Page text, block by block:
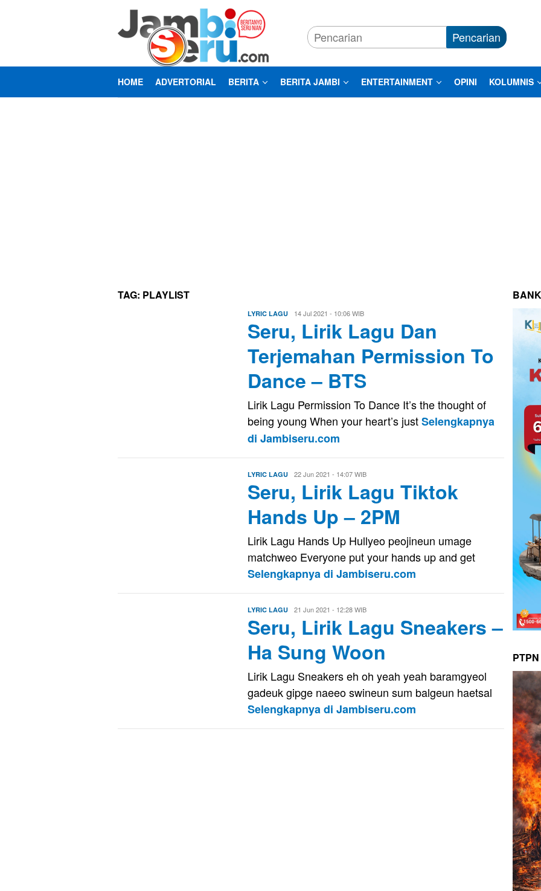
Pencarian
HOME ADVERTORIAL BERITA BERITA JAMBI ENTERTAINMENT OPINI KOLUMNIS
TAG: PLAYLIST
LYRIC LAGU Eri
Saputra
14 Jul 2021 - 10:06 WIB
Seru, Lirik Lagu Dan
Terjemahan Permission To
Dance – BTS
Lirik Lagu Permission To Dance It’s the thought of
being young When your heart’s justSelengkapnya
di Jambiseru.com
LYRIC LAGU Eri
Saputra
22 Jun 2021 - 14:07 WIB
Seru, Lirik Lagu Tiktok
Hands Up – 2PM
Lirik Lagu Hands Up Hullyeo peojineun umage
matchweo Everyone put your hands up and get
Selengkapnya di Jambiseru.com
LYRIC LAGU Eri
Saputra
21 Jun 2021 - 12:28 WIB
Seru, Lirik Lagu Sneakers –
Ha Sung Woon
Lirik Lagu Sneakers eh oh yeah yeah baramgyeol
gadeuk gipge naeeo swineun sum balgeun haetsal
Selengkapnya di Jambiseru.com